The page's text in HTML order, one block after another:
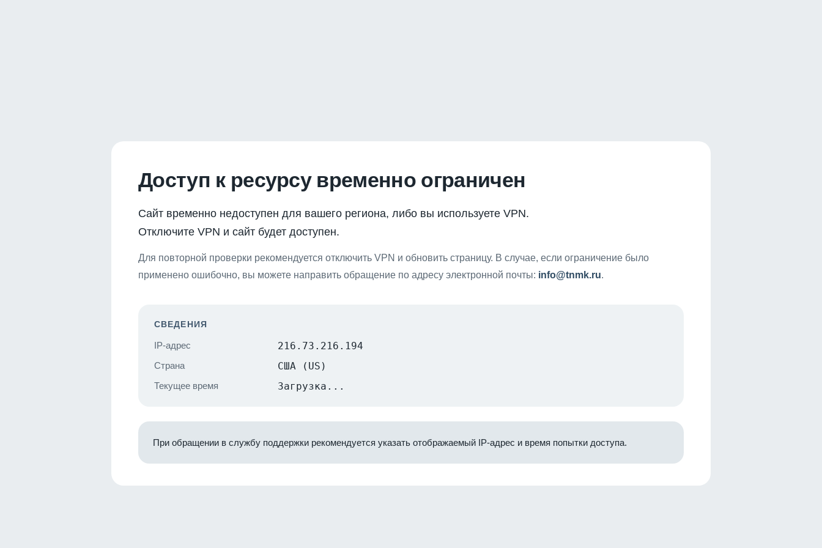
Доступ к ресурсу временно ограничен
Сайт временно недоступен для вашего региона, либо вы используете VPN.
Отключите VPN и сайт будет доступен.
Для повторной проверки рекомендуется отключить VPN и обновить страницу. В случае, если ограничение было
применено ошибочно, вы можете направить обращение по адресу электронной почты: info@tnmk.ru.
СВЕДЕНИЯ
IP-адрес 216.73.216.194
Страна США (US)
Текущее время Загрузка...
При обращении в службу поддержки рекомендуется указать отображаемый IP-адрес и время попытки доступа.